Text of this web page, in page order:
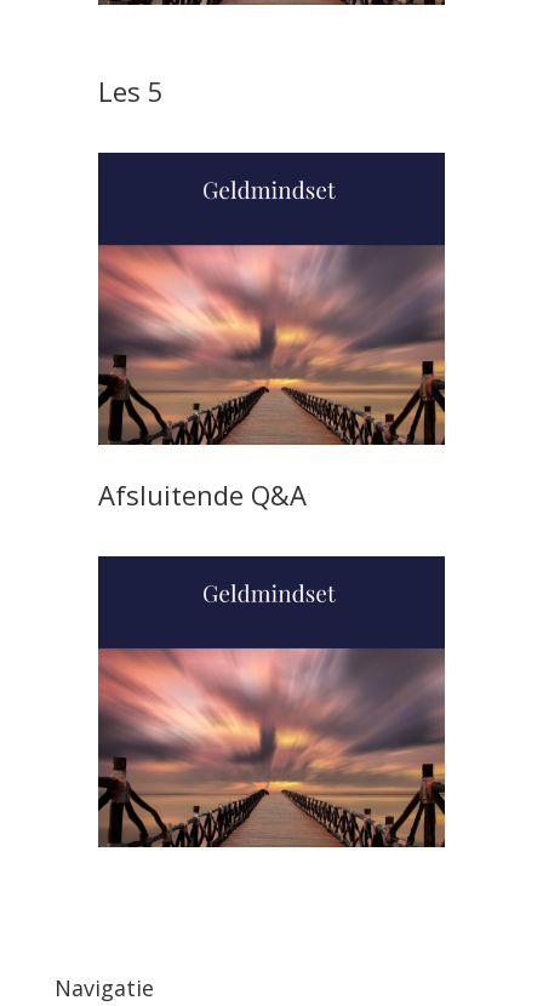
Les 5
Afsluitende Q&A
Navigatie